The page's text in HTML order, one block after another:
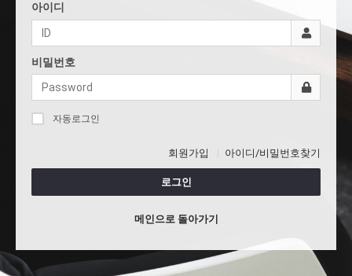
아이디
비밀번호
자동로그인
회원가입 아이디/비밀번호찾기
로그인
메인으로 돌아가기